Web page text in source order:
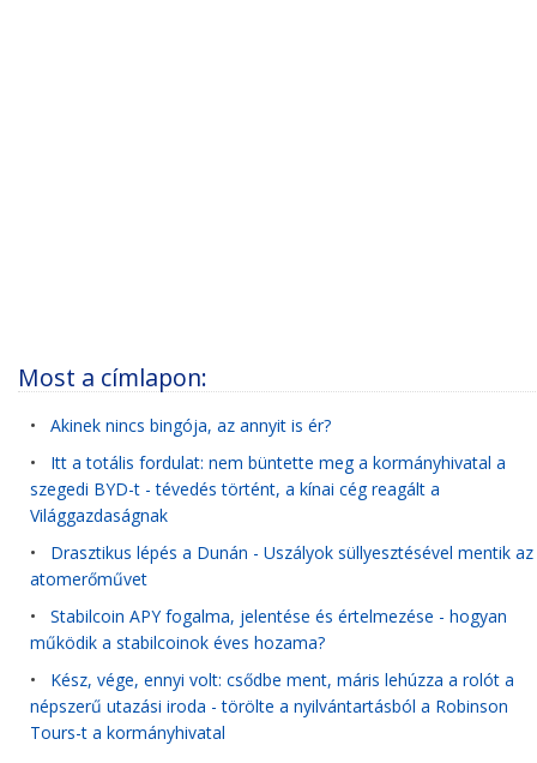
Most a címlapon:
• Akinek nincs bingója, az annyit is ér?
• Itt a totális fordulat: nem büntette meg a kormányhivatal a
szegedi BYD-t - tévedés történt, a kínai cég reagált a
Világgazdaságnak
• Drasztikus lépés a Dunán - Uszályok süllyesztésével mentik az
atomerőművet
• Stabilcoin APY fogalma, jelentése és értelmezése - hogyan
működik a stabilcoinok éves hozama?
• Kész, vége, ennyi volt: csődbe ment, máris lehúzza a rolót a
népszerű utazási iroda - törölte a nyilvántartásból a Robinson
Tours-t a kormányhivatal